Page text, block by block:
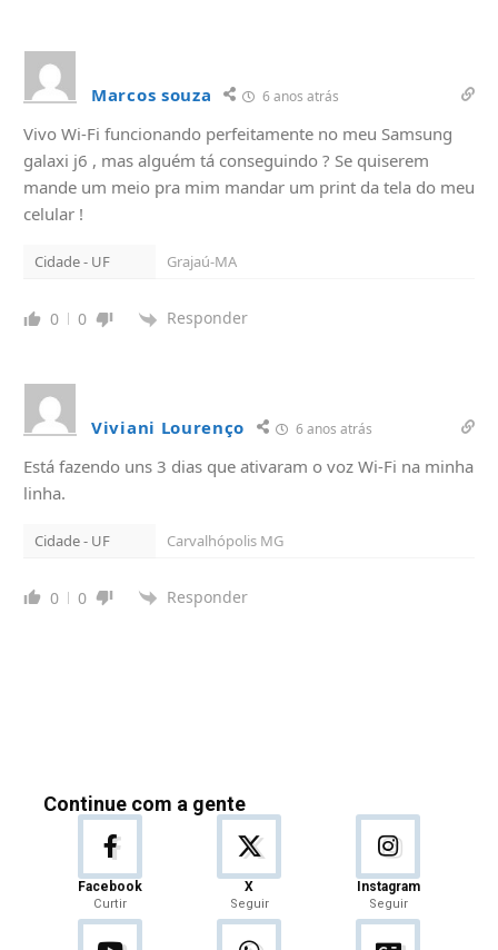
Marcos souza 6 anos atrás
Vivo Wi-Fi funcionando perfeitamente no meu Samsung
galaxi j6 , mas alguém tá conseguindo ? Se quiserem
mande um meio pra mim mandar um print da tela do meu
celular !
Cidade - UF Grajaú-MA
0 0 Responder
Viviani Lourenço 6 anos atrás
Está fazendo uns 3 dias que ativaram o voz Wi-Fi na minha
linha.
Cidade - UF Carvalhópolis MG
0 0 Responder
Continue com a gente
Facebook
Curtir
X
Seguir
Instagram
Seguir